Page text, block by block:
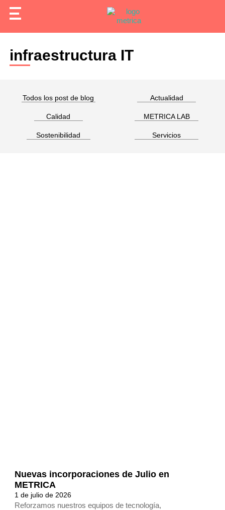
infraestructura IT
Todos los post de blog Actualidad
Calidad METRICA LAB
Sostenibilidad Servicios
Nuevas incorporaciones de Julio en
METRICA
1 de julio de 2026
Reforzamos nuestros equipos de tecnología,